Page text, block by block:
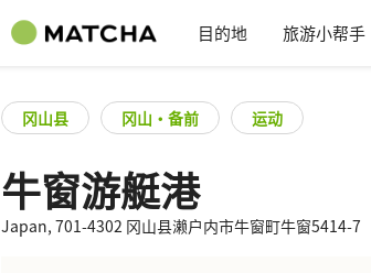
目的地 旅游小帮手
冈山县 冈山・备前 运动
牛窗游艇港
Japan, 701-4302 冈山县濑户内市牛窗町牛窗5414-7